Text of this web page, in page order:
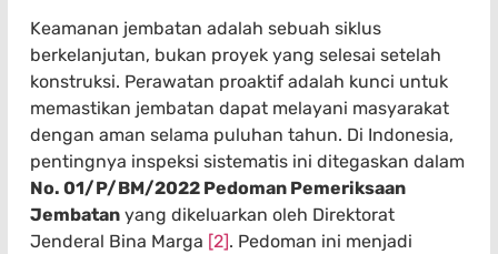
Keamanan jembatan adalah sebuah siklus
berkelanjutan, bukan proyek yang selesai setelah
konstruksi. Perawatan proaktif adalah kunci untuk
memastikan jembatan dapat melayani masyarakat
dengan aman selama puluhan tahun. Di Indonesia,
pentingnya inspeksi sistematis ini ditegaskan dalam
No. 01/P/BM/2022 Pedoman Pemeriksaan
Jembatan yang dikeluarkan oleh Direktorat
Jenderal Bina Marga [2]. Pedoman ini menjadi